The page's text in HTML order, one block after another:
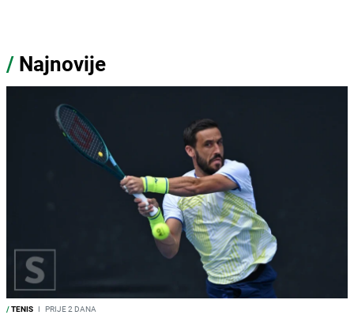
/ Najnovije
/TENIS I PRIJE 2 DANA